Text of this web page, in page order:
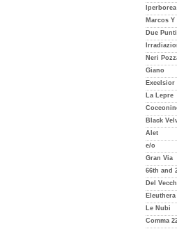
Iperborea
Marcos Y
Due Punti
Neri
Giano
Excelsior
La Lepre
Black
Alet
e/o
Gran Via
66th and
Del
Eleuthera
Le Nubi
Comma